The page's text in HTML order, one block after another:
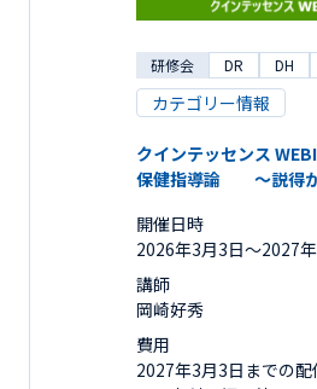
研修会 DR DH
カテゴリー情報
クインテッセンス
保健指導論 ～説得
開催日時
2026年3月3日〜2027
講師
岡崎好秀
費用
2027年3月3日までの